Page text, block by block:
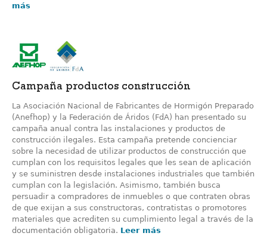
más
Campaña productos construcción
La Asociación Nacional de Fabricantes de Hormigón Preparado
(Anefhop) y la Federación de Áridos (FdA) han presentado su
campaña anual contra las instalaciones y productos de
construcción ilegales. Esta campaña pretende concienciar
sobre la necesidad de utilizar productos de construcción que
cumplan con los requisitos legales que les sean de aplicación
y se suministren desde instalaciones industriales que también
cumplan con la legislación. Asimismo, también busca
persuadir a compradores de inmuebles o que contraten obras
de que exijan a sus constructoras, contratistas o promotores
materiales que acrediten su cumplimiento legal a través de la
documentación obligatoria. Leer más